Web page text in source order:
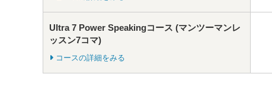
Ultra 7 Power Speakingコース (マンツーマンレ
ッスン7コマ)
コースの詳細をみる